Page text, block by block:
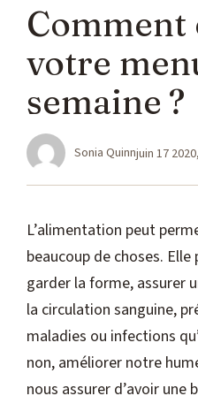
votre
semaine ?
Sonia Quinnjuin 17
L’alimentation peut
beaucoup de choses.
garder la forme, assurer
la circulation sanguine,
maladies ou infections
non, améliorer notre
nous assurer d’avoir